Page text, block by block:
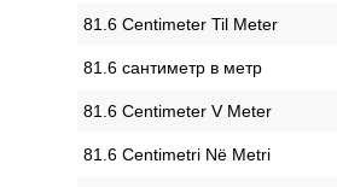
‎81.6 Centimeter Til Meter
‎81.6 сантиметр в метр
‎81.6 Centimeter V Meter
‎81.6 Centimetri Në Metri